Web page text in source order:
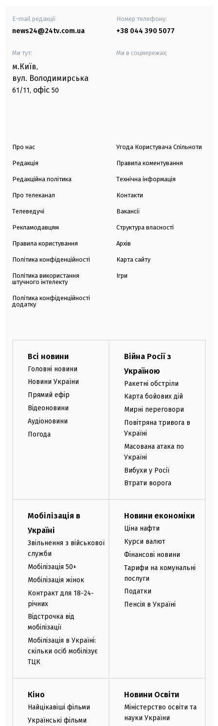
E-mail редакції
news24@24tv.com.ua
Номер телефону:
+38 044 390 5077
Ми тут:
м.Київ,
вул. Володимирська
61/11, офіс 50
Ми в соцмережах:
Про нас
Редакція
Редакційна політика
Про телеканал
Телеведучі
Рекламодавцям
Правила користування
Політика конфіденційності
Політика використання
штучного інтелекту
Політика конфіденційності
додатку
Угода Користувача Спільноти
Правила коментування
Технічна інформація
Контакти
Вакансії
Структура власності
Архів
Карта сайту
Ігри
Всі новини
Головні новини
Новини України
Прямий ефір
Відеоновини
Аудіоновини
Погода
Війна Росії з
Україною
Ракетні обстріли
Карта бойових дій
Мирні переговори
Повітряна тривога в
Україні
Масована атака по
Україні
Вибухи у Росії
Втрати ворога
Мобілізація в
Україні
Звільнення з військової
служби
Мобілізація 50+
Мобілізація жінок
Контракт для 18-24-
річних
Відстрочка від
мобілізації
Мобілізація в Україні:
скільки осіб мобілізує
ТЦК
Новини економіки
Ціна нафти
Курси валют
Фінансові новини
Тарифи на комунальні
послуги
Податки
Пенсія в Україні
Кіно
Найцікавіші фільми
Українські фільми
Новини Освіти
Міністерство освіти та
науки України